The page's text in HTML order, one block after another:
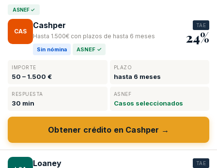
ASNEF ✓
CAS
Cashper
Hasta 1.500€ con plazos de hasta 6 meses
Sin nómina ASNEF ✓
TAE
24%
IMPORTE
50 – 1.500 €
PLAZO
hasta 6 meses
RESPUESTA
30 min
ASNEF
Casos seleccionados
Obtener crédito en Cashper →
Loaney TAE